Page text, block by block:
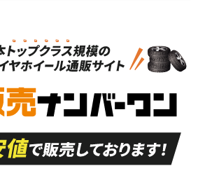
S
新車外し品（新古
付き
く、
んど
A
走行距離も少なく、
非常に状態の良い中
古品